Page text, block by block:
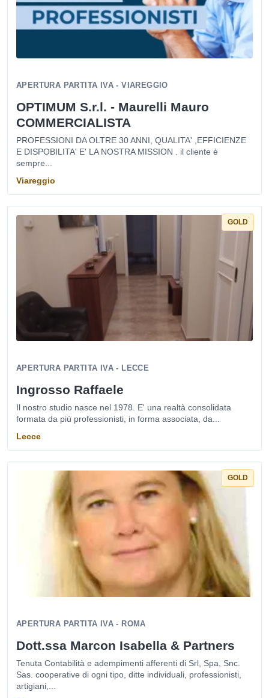
APERTURA PARTITA IVA - VIAREGGIO
OPTIMUM S.r.l. - Maurelli Mauro
COMMERCIALISTA
PROFESSIONI DA OLTRE 30 ANNI, QUALITA' ,EFFICIENZE
E DISPOBILITA' E' LA NOSTRA MISSION . il cliente è
sempre...
Viareggio
GOLD
APERTURA PARTITA IVA - LECCE
Ingrosso Raffaele
Il nostro studio nasce nel 1978. E' una realtà consolidata
formata da più professionisti, in forma associata, da...
Lecce
GOLD
APERTURA PARTITA IVA - ROMA
Dott.ssa Marcon Isabella & Partners
Tenuta Contabilità e adempimenti afferenti di Srl, Spa, Snc.
Sas. cooperative di ogni tipo, ditte individuali, professionisti,
artigiani,...